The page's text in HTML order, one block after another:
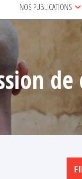
NOS PUBLICATIONS